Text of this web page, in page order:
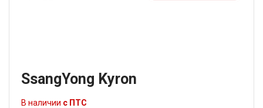
SsangYong Kyron
В наличии с ПТС